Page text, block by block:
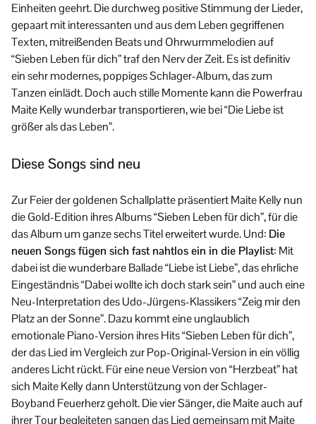
Einheiten geehrt. Die durchweg positive Stimmung der Lieder,
gepaart mit interessanten und aus dem Leben gegriffenen
Texten, mitreißenden Beats und Ohrwurmmelodien auf
“Sieben Leben für dich” traf den Nerv der Zeit. Es ist definitiv
ein sehr modernes, poppiges Schlager-Album, das zum
Tanzen einlädt. Doch auch stille Momente kann die Powerfrau
Maite Kelly wunderbar transportieren, wie bei “Die Liebe ist
größer als das Leben”.
Diese Songs sind neu
Zur Feier der goldenen Schallplatte präsentiert Maite Kelly nun
die Gold-Edition ihres Albums “Sieben Leben für dich”, für die
das Album um ganze sechs Titel erweitert wurde. Und: Die
neuen Songs fügen sich fast nahtlos ein in die Playlist: Mit
dabei ist die wunderbare Ballade “Liebe ist Liebe”, das ehrliche
Eingeständnis “Dabei wollte ich doch stark sein” und auch eine
Neu-Interpretation des Udo-Jürgens-Klassikers “Zeig mir den
Platz an der Sonne”. Dazu kommt eine unglaublich
emotionale Piano-Version ihres Hits “Sieben Leben für dich”,
der das Lied im Vergleich zur Pop-Original-Version in ein völlig
anderes Licht rückt. Für eine neue Version von “Herzbeat” hat
sich Maite Kelly dann Unterstützung von der Schlager-
Boyband Feuerherz geholt. Die vier Sänger, die Maite auch auf
ihrer Tour begleiteten sangen das Lied gemeinsam mit Maite